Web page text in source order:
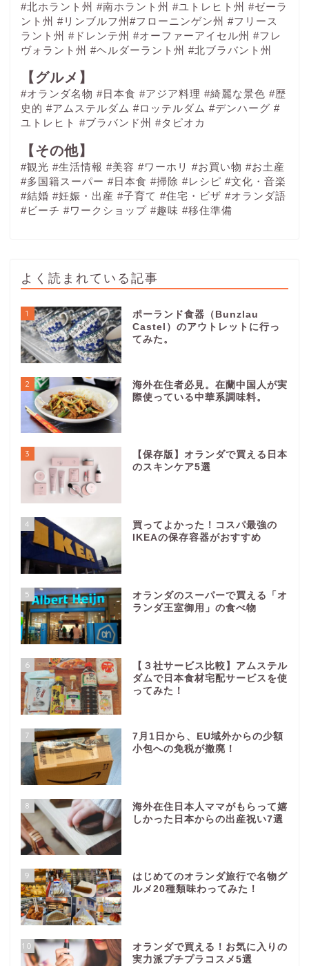
#北ホラント州 #南ホラント州 #ユトレヒト州 #ゼーラ
ント州 #リンブルフ州#フローニンゲン州 #フリース
ラント州 #ドレンテ州 #オーファーアイセル州 #フレ
ヴォラント州 #ヘルダーラント州 #北ブラバント州
【グルメ】
#オランダ名物 #日本食 #アジア料理 #綺麗な景色 #歴
史的 #アムステルダム #ロッテルダム #デンハーグ #
ユトレヒト #ブラバンド州 #タピオカ
【その他】
#観光 #生活情報 #美容 #ワーホリ #お買い物 #お土産
#多国籍スーパー #日本食 #掃除 #レシピ #文化・音楽
#結婚 #妊娠・出産 #子育て #住宅・ビザ #オランダ語
#ビーチ #ワークショップ #趣味 #移住準備
よく読まれている記事
1
ポーランド食器（Bunzlau
Castel）のアウトレットに行っ
てみた。
2
海外在住者必見。在蘭中国人が実
際使っている中華系調味料。
3
【保存版】オランダで買える日本
のスキンケア5選
4
買ってよかった！コスパ最強の
IKEAの保存容器がおすすめ
5
オランダのスーパーで買える「オ
ランダ王室御用」の食べ物
6
【３社サービス比較】アムステル
ダムで日本食材宅配サービスを使
ってみた！
7
7月1日から、EU域外からの少額
小包への免税が撤廃！
8
海外在住日本人ママがもらって嬉
しかった日本からの出産祝い7選
9
はじめてのオランダ旅行で名物グ
ルメ20種類味わってみた！
10
オランダで買える！お気に入りの
実力派プチプラコスメ5選